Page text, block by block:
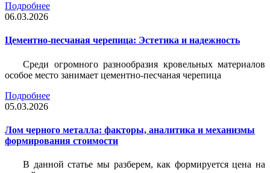
Подробнее
06.03.2026
Цементно-песчаная черепица: Эстетика и надежность
Среди огромного разнообразия кровельных материалов
особое место занимает цементно-песчаная черепица
Подробнее
05.03.2026
Лом черного металла: факторы, аналитика и механизмы
формирования стоимости
В данной статье мы разберем, как формируется цена на